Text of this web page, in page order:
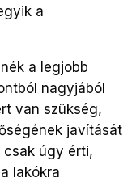
a
a legjobb
nagyjából
van szükség,
javítását
csak úgy érti,
lakókra